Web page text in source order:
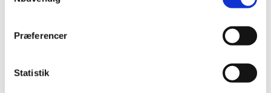
Præferencer
Statistik
Webinar om Horizon Europe - klynge 4: Det
digitale område, industri og rummet
Deltag i webinaret, hvor vi præsenterer indholdet i
klynge 4: Det digitale område, industri og rummet i